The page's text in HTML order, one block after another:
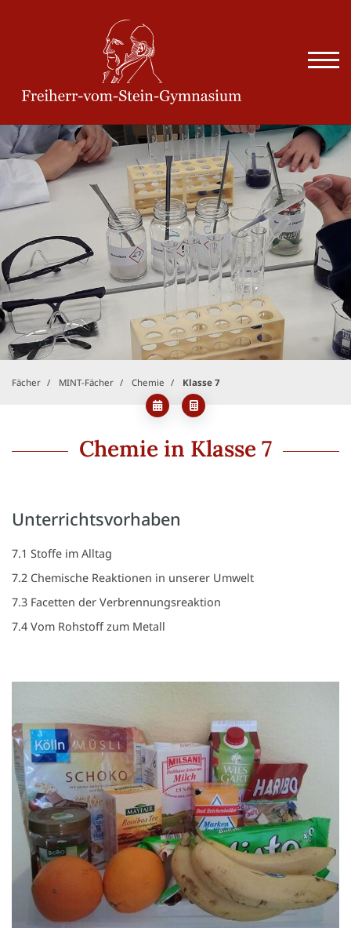
Fächer MINT-Fächer Chemie Klasse 7
Chemie in Klasse 7
Unterrichtsvorhaben
7.1 Stoffe im Alltag
7.2 Chemische Reaktionen in unserer Umwelt
7.3 Facetten der Verbrennungsreaktion
7.4 Vom Rohstoff zum Metall